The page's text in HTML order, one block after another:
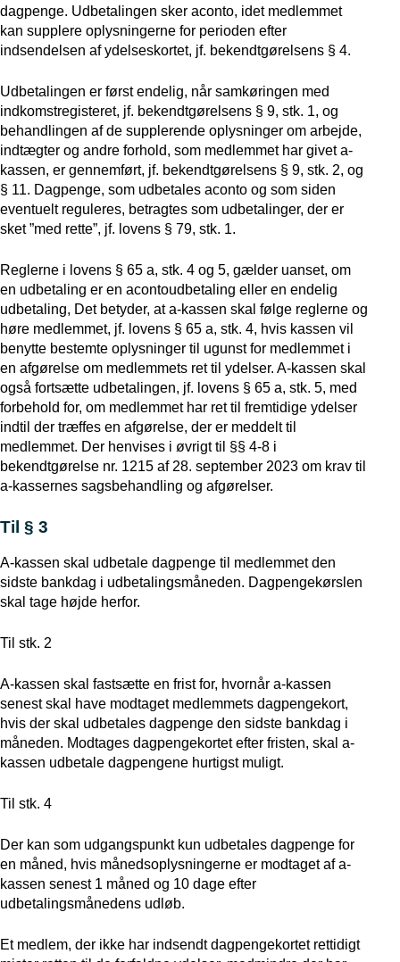
dagpenge. Udbetalingen sker aconto, idet medlemmet
kan supplere oplysningerne for perioden efter
indsendelsen af ydelseskortet, jf. bekendtgørelsens § 4.
Udbetalingen er først endelig, når samkøringen med
indkomstregisteret, jf. bekendtgørelsens § 9, stk. 1, og
behandlingen af de supplerende oplysninger om arbejde,
indtægter og andre forhold, som medlemmet har givet a-
kassen, er gennemført, jf. bekendtgørelsens § 9, stk. 2, og
§ 11. Dagpenge, som udbetales aconto og som siden
eventuelt reguleres, betragtes som udbetalinger, der er
sket ”med rette”, jf. lovens § 79, stk. 1.
Reglerne i lovens § 65 a, stk. 4 og 5, gælder uanset, om
en udbetaling er en acontoudbetaling eller en endelig
udbetaling, Det betyder, at a-kassen skal følge reglerne og
høre medlemmet, jf. lovens § 65 a, stk. 4, hvis kassen vil
benytte bestemte oplysninger til ugunst for medlemmet i
en afgørelse om medlemmets ret til ydelser. A-kassen skal
også fortsætte udbetalingen, jf. lovens § 65 a, stk. 5, med
forbehold for, om medlemmet har ret til fremtidige ydelser
indtil der træffes en afgørelse, der er meddelt til
medlemmet. Der henvises i øvrigt til §§ 4-8 i
bekendtgørelse nr. 1215 af 28. september 2023 om krav til
a-kassernes sagsbehandling og afgørelser.
Til § 3
A-kassen skal udbetale dagpenge til medlemmet den
sidste bankdag i udbetalingsmåneden. Dagpengekørslen
skal tage højde herfor.
Til stk. 2
A-kassen skal fastsætte en frist for, hvornår a-kassen
senest skal have modtaget medlemmets dagpengekort,
hvis der skal udbetales dagpenge den sidste bankdag i
måneden. Modtages dagpengekortet efter fristen, skal a-
kassen udbetale dagpengene hurtigst muligt.
Til stk. 4
Der kan som udgangspunkt kun udbetales dagpenge for
en måned, hvis månedsoplysningerne er modtaget af a-
kassen senest 1 måned og 10 dage efter
udbetalingsmånedens udløb.
Et medlem, der ikke har indsendt dagpengekortet rettidigt